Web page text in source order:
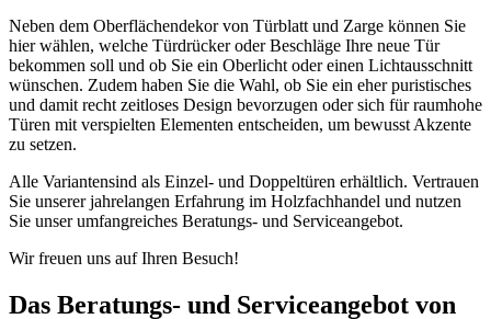
Neben dem Oberflächendekor von Türblatt und Zarge können Sie
hier wählen, welche Türdrücker oder Beschläge Ihre neue Tür
bekommen soll und ob Sie ein Oberlicht oder einen Lichtausschnitt
wünschen. Zudem haben Sie die Wahl, ob Sie ein eher puristisches
und damit recht zeitloses Design bevorzugen oder sich für raumhohe
Türen mit verspielten Elementen entscheiden, um bewusst Akzente
zu setzen.
Alle Variantensind als Einzel- und Doppeltüren erhältlich. Vertrauen
Sie unserer jahrelangen Erfahrung im Holzfachhandel und nutzen
Sie unser umfangreiches Beratungs- und Serviceangebot.
Wir freuen uns auf Ihren Besuch!
Das Beratungs- und Serviceangebot von